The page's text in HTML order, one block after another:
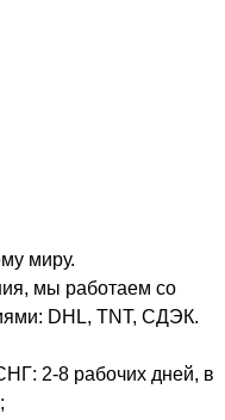
миру.
мы работаем со
DHL, TNT, СДЭК.
2-8 рабочих дней, в